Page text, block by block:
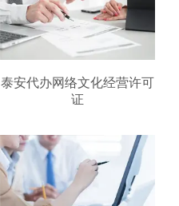
泰安代办网络文化经营许可
证